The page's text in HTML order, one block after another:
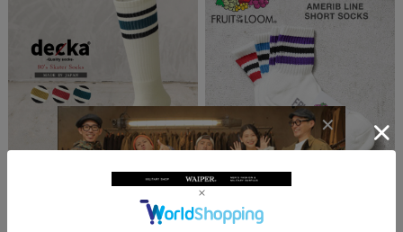
★カートで割引対象品★【即日出荷対応】DEC
KA デカ 80's Skater Socks スケーターソック
★カートで割引対象品★FRUIT OF THE LOOM
ン ショート ソックス 3足セット【TB】